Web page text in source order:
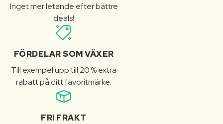
Inget mer letande efter bättre
deals!
FÖRDELAR SOM VÄXER
Till exempel upp till 20 % extra
rabatt på ditt favoritmärke.
FRI FRAKT